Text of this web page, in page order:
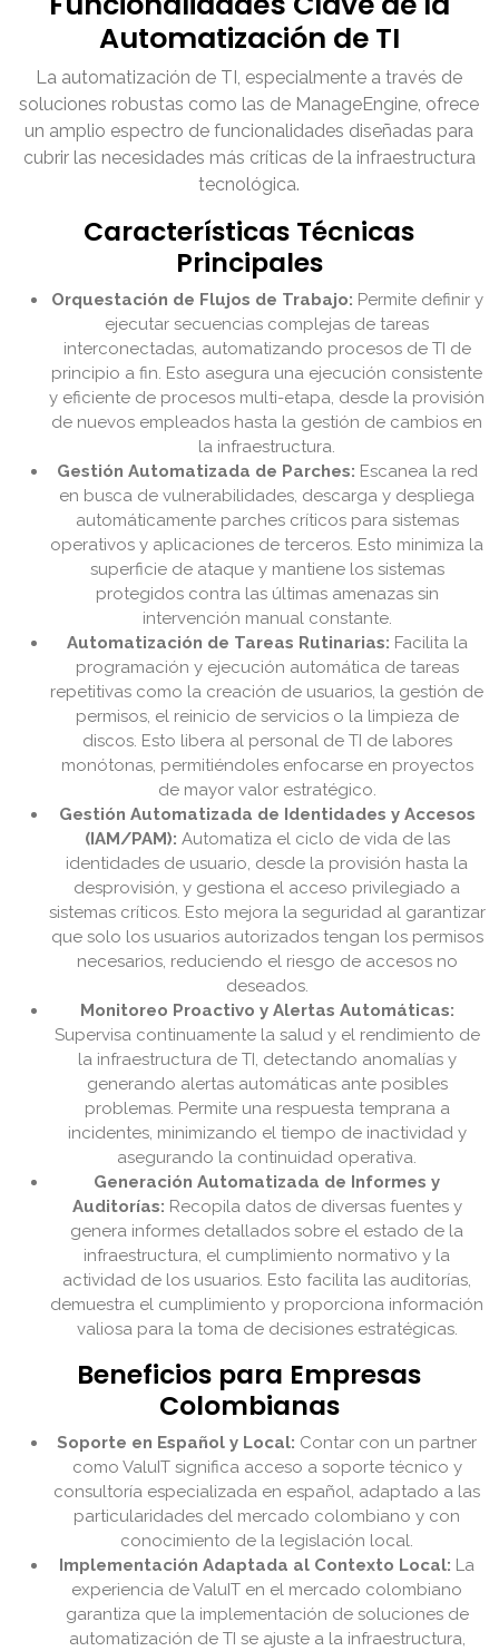
Automatización de TI
La automatización de TI, especialmente a través de
soluciones robustas como las de ManageEngine, ofrece
un amplio espectro de funcionalidades diseñadas para
cubrir las necesidades más críticas de la infraestructura
tecnológica.
Características Técnicas
Principales
Orquestación de Flujos de Trabajo: Permite definir y
ejecutar secuencias complejas de tareas
interconectadas, automatizando procesos de TI de
principio a fin. Esto asegura una ejecución consistente
y eficiente de procesos multi-etapa, desde la provisión
de nuevos empleados hasta la gestión de cambios en
la infraestructura.
Gestión Automatizada de Parches: Escanea la red
en busca de vulnerabilidades, descarga y despliega
automáticamente parches críticos para sistemas
operativos y aplicaciones de terceros. Esto minimiza la
superficie de ataque y mantiene los sistemas
protegidos contra las últimas amenazas sin
intervención manual constante.
Automatización de Tareas Rutinarias: Facilita la
programación y ejecución automática de tareas
repetitivas como la creación de usuarios, la gestión de
permisos, el reinicio de servicios o la limpieza de
discos. Esto libera al personal de TI de labores
monótonas, permitiéndoles enfocarse en proyectos
de mayor valor estratégico.
Gestión Automatizada de Identidades y Accesos
(IAM/PAM): Automatiza el ciclo de vida de las
identidades de usuario, desde la provisión hasta la
desprovisión, y gestiona el acceso privilegiado a
sistemas críticos. Esto mejora la seguridad al garantizar
que solo los usuarios autorizados tengan los permisos
necesarios, reduciendo el riesgo de accesos no
deseados.
Monitoreo Proactivo y Alertas Automáticas:
Supervisa continuamente la salud y el rendimiento de
la infraestructura de TI, detectando anomalías y
generando alertas automáticas ante posibles
problemas. Permite una respuesta temprana a
incidentes, minimizando el tiempo de inactividad y
asegurando la continuidad operativa.
Generación Automatizada de Informes y
Auditorías: Recopila datos de diversas fuentes y
genera informes detallados sobre el estado de la
infraestructura, el cumplimiento normativo y la
actividad de los usuarios. Esto facilita las auditorías,
demuestra el cumplimiento y proporciona información
valiosa para la toma de decisiones estratégicas.
Beneficios para Empresas
Colombianas
Soporte en Español y Local: Contar con un partner
como ValuIT significa acceso a soporte técnico y
consultoría especializada en español, adaptado a las
particularidades del mercado colombiano y con
conocimiento de la legislación local.
Implementación Adaptada al Contexto Local: La
experiencia de ValuIT en el mercado colombiano
garantiza que la implementación de soluciones de
automatización de TI se ajuste a la infraestructura,